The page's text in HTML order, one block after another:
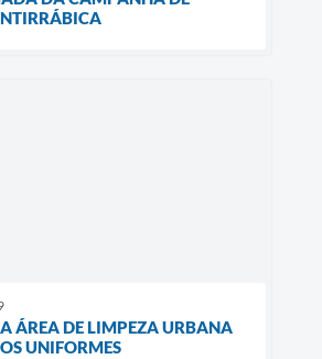
ÁREA DE LIMPEZA URBANA
UNIFORMES